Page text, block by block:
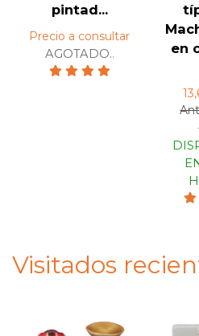
pintad...
Precio a consultar
AGOTADO..
en
Visitados